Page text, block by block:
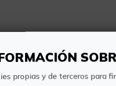
esta
propias y de terceros para